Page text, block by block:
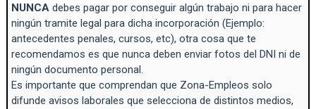
NUNCA debes pagar por conseguir algún trabajo ni para hacer
ningún tramite legal para dicha incorporación (Ejemplo:
antecedentes penales, cursos, etc), otra cosa que te
recomendamos es que nunca deben enviar fotos del DNI ni de
ningún documento personal.
Es importante que comprendan que Zona-Empleos solo
difunde avisos laborales que selecciona de distintos medios,